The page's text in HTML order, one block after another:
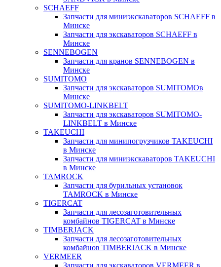
SCHAEFF
Запчасти для миниэкскаваторов SCHAEFF в
Минске
Запчасти для экскаваторов SCHAEFF в
Минске
SENNEBOGEN
Запчасти для кранов SENNEBOGEN в
Минске
SUMITOMO
Запчасти для экскаваторов SUMITOMOв
Минске
SUMITOMO-LINKBELT
Запчасти для экскаваторов SUMITOMO-
LINKBELT в Минске
TAKEUCHI
Запчасти для минипогрузчиков TAKEUCHI
в Минске
Запчасти для миниэкскаваторов TAKEUCHI
в Минске
TAMROCK
Запчасти для бурильных установок
TAMROCK в Минске
TIGERCAT
Запчасти для лесозаготовительных
комбайнов TIGERCAT в Минске
TIMBERJACK
Запчасти для лесозаготовительных
комбайнов TIMBERJACK в Минске
VERMEER
Запчасти для экскаваторов VERMEER в